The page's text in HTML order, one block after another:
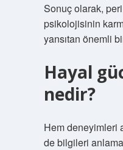
Sonuç olarak,
psikolojisinin
yansıtan önemli
Hayal
nedir?
Hem deneyimleri
de bilgileri